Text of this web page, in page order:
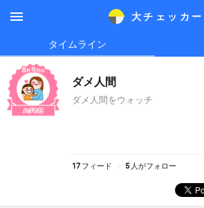
大チェッカ ー
ダメ人間
ダメ人間をウォッチ
17 フィード 5 人がフォロー
タイムライン